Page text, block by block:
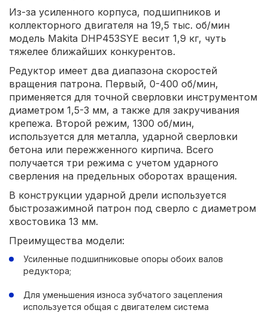
Из-за усиленного корпуса, подшипников и
коллекторного двигателя на 19,5 тыс. об/мин
модель Makita DHP453SYE весит 1,9 кг, чуть
тяжелее ближайших конкурентов.
Редуктор имеет два диапазона скоростей
вращения патрона. Первый, 0-400 об/мин,
применяется для точной сверловки инструментом
диаметром 1,5-3 мм, а также для закручивания
крепежа. Второй режим, 1300 об/мин,
используется для металла, ударной сверловки
бетона или пережженного кирпича. Всего
получается три режима с учетом ударного
сверления на предельных оборотах вращения.
В конструкции ударной дрели используется
быстрозажимной патрон под сверло с диаметром
хвостовика 13 мм.
Преимущества модели:
Усиленные подшипниковые опоры обоих валов
редуктора;
Для уменьшения износа зубчатого зацепления
используется общая с двигателем система